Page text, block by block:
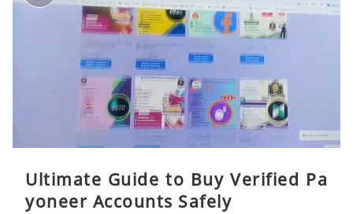
Ultimate Guide to Buy Verified Pa
yoneer Accounts Safely